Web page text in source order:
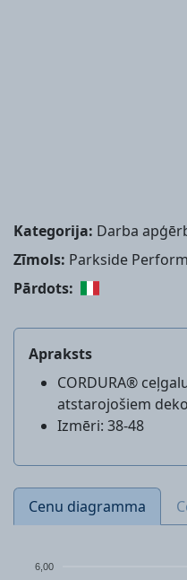
Kategorija: Darba
Zīmols: Parkside
Pārdots:
Apraksts
CORDURA®
atstarojošiem
Izmēri: 38-48
Cenu diagramma
6,00